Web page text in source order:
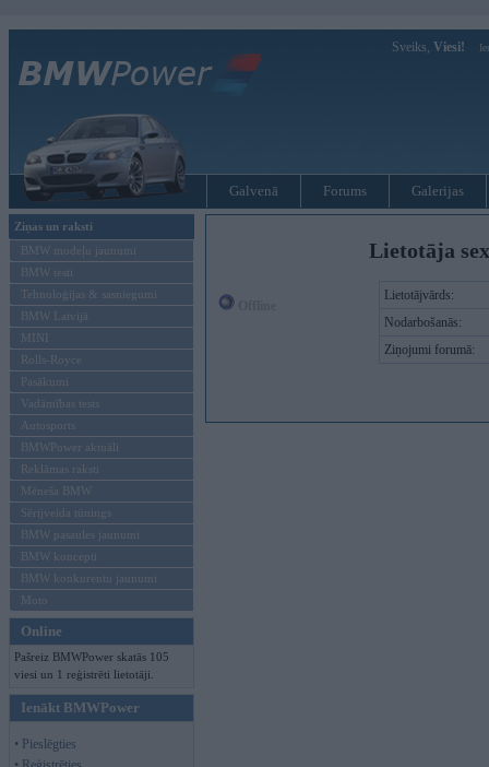
Sveiks, Viesi!
Galvenā Forums Galerijas
Ziņas un raksti
BMW modeļu jaunumi
BMW testi
Tehnoloģijas & sasniegumi
BMW Latvijā
MINI
Rolls-Royce
Pasākumi
Vadāmības tests
Autosports
BMWPower aktuāli
Reklāmas raksti
Mēneša BMW
Sērijveida tūnings
BMW pasaules jaunumi
BMW koncepti
BMW konkurentu jaunumi
Moto
Online
Pašreiz BMWPower skatās 105
viesi un 1 reģistrēti lietotāji.
Ienākt BMWPower
• Pieslēgties
Lietotāja
Lietotājvārds:
Nodarbošanās:
Ziņojumi forumā: